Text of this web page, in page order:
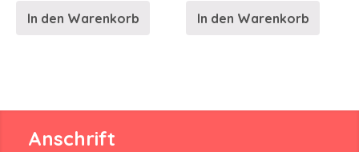
In den Warenkorb In den Warenkorb
Anschrift